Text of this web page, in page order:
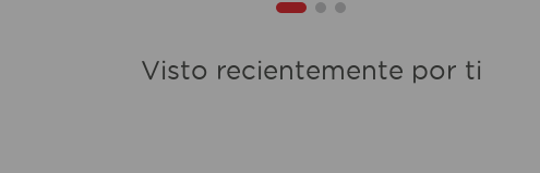
Visto recientemente por ti